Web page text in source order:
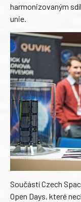
harmonizovaným
unie.
Součástí Czech
Open Days, které